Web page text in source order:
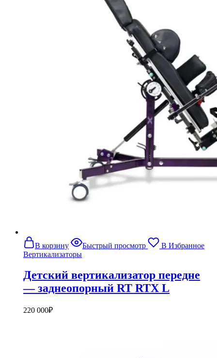
В корзину Быстрый просмотр
В Избранное
Вертикализаторы
Детский вертикализатор передне
— заднеопорный RT RTX L
220 000₽